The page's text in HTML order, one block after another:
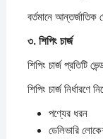
বর্তমানে আন্তর্জাতিক
৩. শিপিং চার্জ
শিপিং চার্জ প্রতিটি
শিপিং চার্জ নির্ধারণে
পণ্যের ধরন
ডেলিভারি